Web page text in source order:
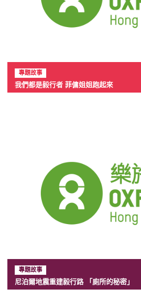
專題故事
我們都是毅行者 菲傭姐姐跑起來
專題故事
尼泊爾地震重建毅行路 「廁所的秘密」